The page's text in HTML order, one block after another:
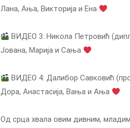
Лана, Ања, Викторија и Ена
ВИДЕО 3: Никола Петровић (дипл.
Јована, Марија и Сања
ВИДЕО 4: Далибор Савковић
Дора, Анастасија, Вања и Ања
Од срца хвала овим дивним,